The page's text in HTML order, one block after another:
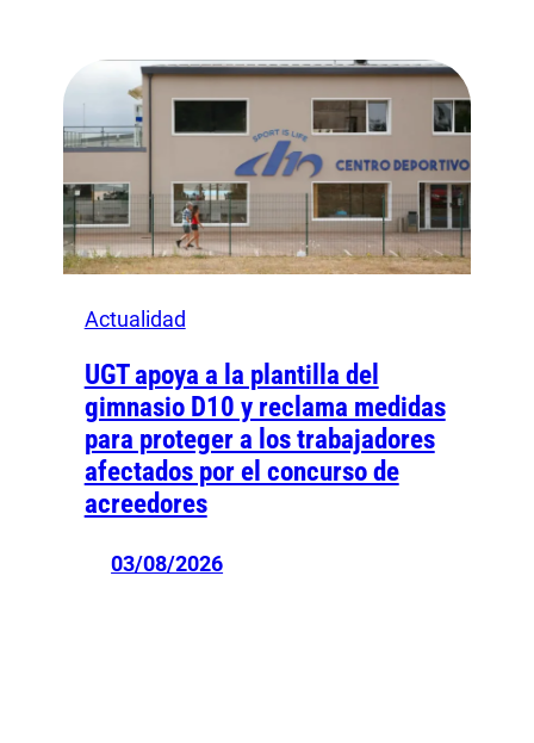
Actualidad
UGT apoya a la plantilla del
gimnasio D10 y reclama medidas
para proteger a los trabajadores
afectados por el concurso de
acreedores
03/08/2026